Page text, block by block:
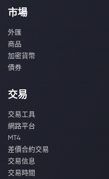
市場
外匯
商品
加密貨幣
債券
交易
交易工具
網路平台
MT4
差價合約交易
交易信息
交易時間